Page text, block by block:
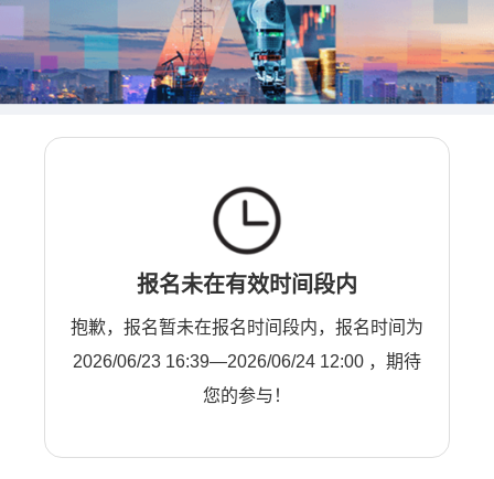
报名未在有效时间段内
抱歉，报名暂未在报名时间段内，报名时间为
2026/06/23 16:39—2026/06/24 12:00 ，期待
您的参与！